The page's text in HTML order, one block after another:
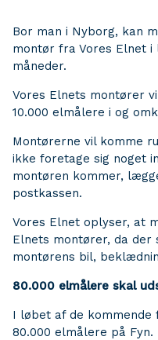
Bor man i Nyborg, kan
montør fra Vores Elnet i
måneder.
Vores Elnets montører
10.000 elmålere i og
Montørerne vil komme
ikke foretage sig noget
montøren kommer,
postkassen.
Vores Elnet oplyser, at
Elnets montører, da der
montørens bil,
80.000 elmålere skal
I løbet af de
80.000 elmålere på